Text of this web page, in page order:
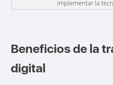
implementar la
Beneficios de la
digital